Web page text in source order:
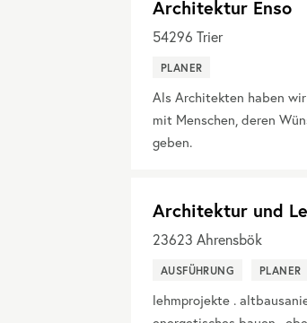
Architektur Enso
54296 Trier
PLANER
Als Architekten haben
mit Menschen, deren
geben.
Architektur und
23623 Ahrensbök
AUSFÜHRUNG PLANER
lehmprojekte .